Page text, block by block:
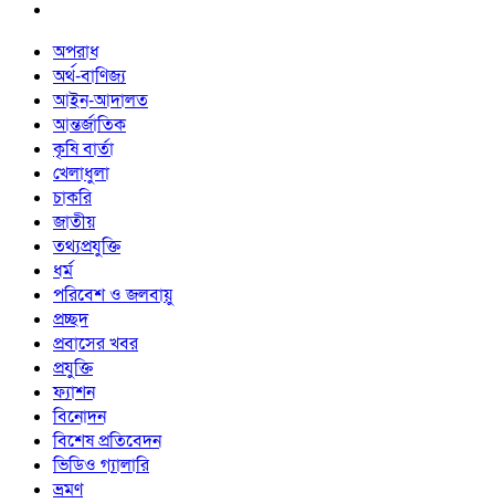
অপরাধ
অর্থ-বাণিজ্য
আইন-আদালত
আন্তর্জাতিক
কৃষি বার্তা
খেলাধুলা
চাকরি
জাতীয়
তথ্যপ্রযুক্তি
ধর্ম
পরিবেশ ও জলবায়ু
প্রচ্ছদ
প্রবাসের খবর
প্রযুক্তি
ফ্যাশন
বিনোদন
বিশেষ প্রতিবেদন
ভিডিও গ্যালারি
ভ্রমণ